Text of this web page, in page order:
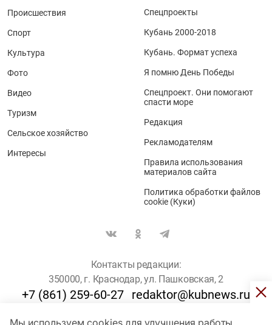
Мы используем cookies для улучшения работы
Происшествия
Спорт
Культура
Фото
Видео
Туризм
Сельское хозяйство
Интересы
Спецпроекты
Кубань 2000-2018
Кубань. Формат успеха
Я помню День Победы
Спецпроект. Они помогают
спасти море
Редакция
Рекламодателям
Правила использования
материалов сайта
Политика обработки файлов
cookie (Куки)
Контакты редакции:
350000, г. Краснодар, ул. Пашковская, 2
+7 (861) 259-60-27 redaktor@kubnews.ru